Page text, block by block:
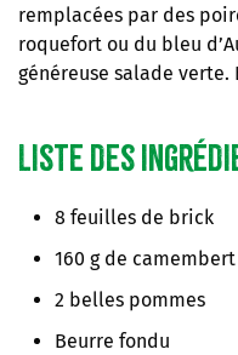
remplacées par des
roquefort ou du bleu
généreuse salade verte.
Liste des
8 feuilles de brick
160 g de camembert
2 belles pommes
Beurre fondu